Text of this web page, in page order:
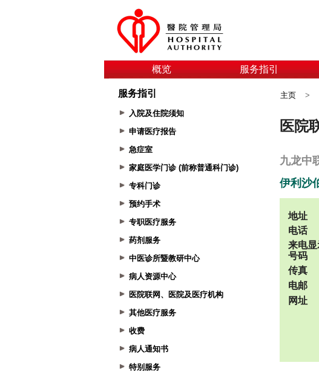
概览 服务指引
服务指引
入院及住院须知
申请医疗报告
急症室
家庭医学门诊 (前称普通科门诊)
专科门诊
预约手术
专职医疗服务
药剂服务
中医诊所暨教研中心
病人资源中心
医院联网、医院及医疗机构
其他医疗服务
收费
病人通知书
特别服务
主页 >